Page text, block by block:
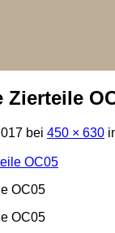
Zierteile
bei 450 × 630
OC05
OC05